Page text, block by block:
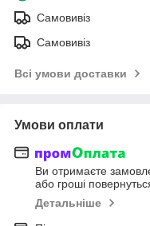
Самовивіз
Самовивіз
Всі умови доставки
Умови оплати
Ви отримаєте
або гроші
Детальніше